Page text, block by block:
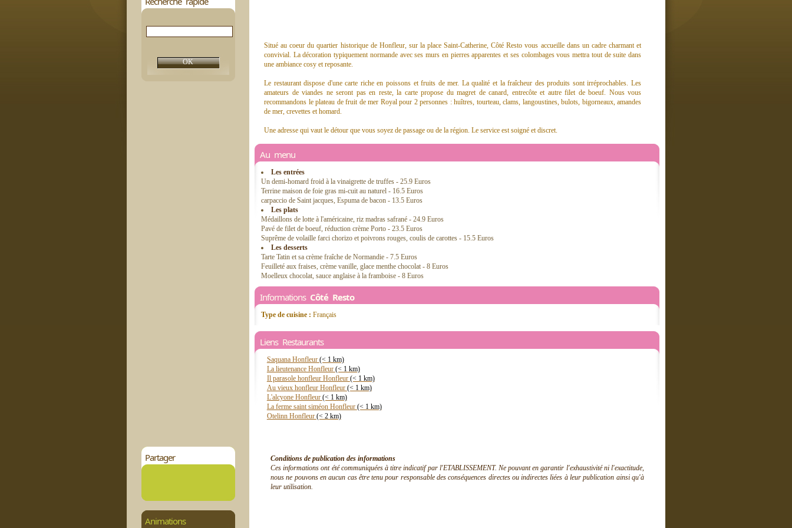
Partager
Animations
Situé au coeur du quartier historique de Honfleur, sur la place Saint-Catherine, Côté Resto vous accueille dans un cadre charmant et
convivial. La décoration typiquement normande avec ses murs en pierres apparentes et ses colombages vous mettra tout de suite dans
une ambiance cosy et reposante.
Le restaurant dispose d'une carte riche en poissons et fruits de mer. La qualité et la fraîcheur des produits sont irréprochables. Les
amateurs de viandes ne seront pas en reste, la carte propose du magret de canard, entrecôte et autre filet de boeuf. Nous vous
recommandons le plateau de fruit de mer Royal pour 2 personnes : huîtres, tourteau, clams, langoustines, bulots, bigorneaux, amandes
de mer, crevettes et homard.
Une adresse qui vaut le détour que vous soyez de passage ou de la région. Le service est soigné et discret.
Au menu
Les entrées
Un demi-homard froid à la vinaigrette de truffes - 25.9 Euros
Terrine maison de foie gras mi-cuit au naturel - 16.5 Euros
carpaccio de Saint jacques, Espuma de bacon - 13.5 Euros
Les plats
Médaillons de lotte à l'américaine, riz madras safrané - 24.9 Euros
Pavé de filet de boeuf, réduction crème Porto - 23.5 Euros
Suprême de volaille farci chorizo et poivrons rouges, coulis de carottes - 15.5 Euros
Les desserts
Tarte Tatin et sa crème fraîche de Normandie - 7.5 Euros
Feuilleté aux fraises, crème vanille, glace menthe chocolat - 8 Euros
Moelleux chocolat, sauce anglaise à la framboise - 8 Euros
Informations Côté Resto
Type de cuisine : Français
Liens Restaurants
Saquana Honfleur (< 1 km)
La lieutenance Honfleur (< 1 km)
Il parasole honfleur Honfleur (< 1 km)
Au vieux honfleur Honfleur (< 1 km)
L'alcyone Honfleur (< 1 km)
La ferme saint siméon Honfleur (< 1 km)
Otelinn Honfleur (< 2 km)
Conditions de publication des informations
Ces informations ont été communiquées à titre indicatif par l'ETABLISSEMENT. Ne pouvant en garantir l'exhaustivité ni l'exactitude,
nous ne pouvons en aucun cas être tenu pour responsable des conséquences directes ou indirectes liées à leur publication ainsi qu'à
leur utilisation.